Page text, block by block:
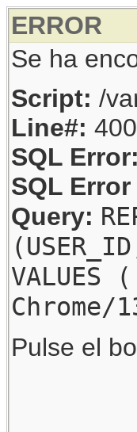
ERROR
Se ha
Script: /
Line#: 400
SQL Error:
SQL Error
Query:
Pulse el